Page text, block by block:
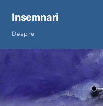
Insemnari
Despre